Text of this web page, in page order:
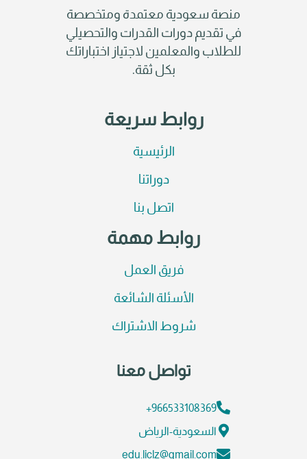
منصة سعودية معتمدة ومتخصصة
في تقديم دورات القدرات والتحصيلي
للطلاب والمعلمين لاجتياز اختباراتك
بكل ثقة.
روابط سريعة
الرئيسية
دوراتنا
اتصل بنا
روابط مهمة
فريق العمل
الأسئلة الشائعة
شروط الاشتراك
تواصل معنا
966533108369+
السعودية-الرياض
edu.liclz@gmail.com